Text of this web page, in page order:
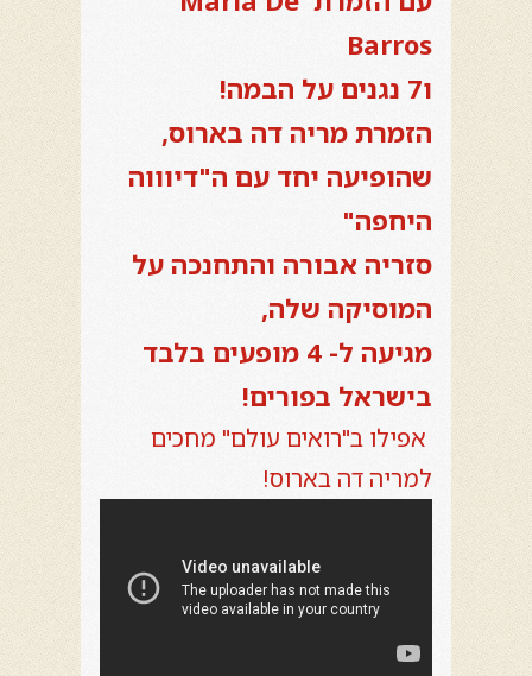
Barros
ו7 נגנים על הבמה!
הזמרת מריה דה בארוס,
שהופיעה יחד עם ה"דיוווה
היחפה"
סזריה אבורה והתחנכה על
המוסיקה שלה,
מגיעה ל- 4 מופעים בלבד
בישראל בפורים!
אפילו ב"רואים עולם" מחכים
למריה דה בארוס!